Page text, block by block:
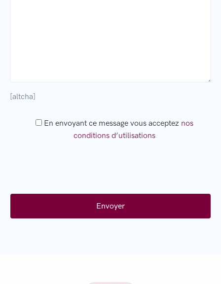
[altcha]
En envoyant ce message vous acceptez nos
conditions d’utilisations